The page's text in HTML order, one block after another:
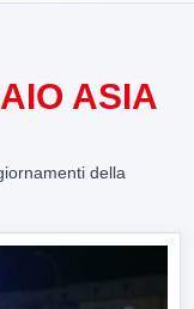
ASIA
della